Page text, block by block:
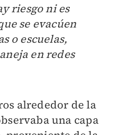
riesgo ni es
se evacúen
o escuelas,
en redes
alrededor de la
una capa